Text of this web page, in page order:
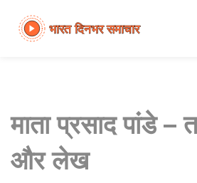
माता प्रसाद पांडे –
और लेख